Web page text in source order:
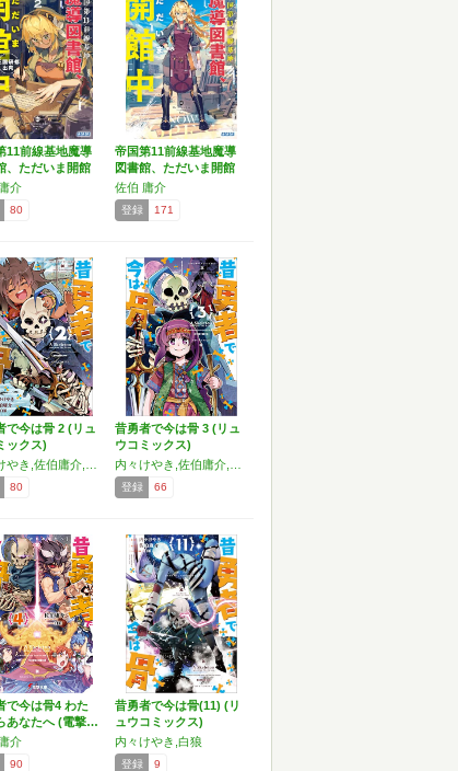
11前線基地魔導
、ただいま開館
介
80
帝国第11前線基地魔導
図書館、ただいま開館
中…
佐伯 庸介
登録 171
で今は骨 2 (リュ
ックス)
80
昔勇者で今は骨 3 (リュ
ウコミックス)
登録 66
で今は骨4 わた
あなたへ (電撃…
介
90
昔勇者で今は骨(11) (リ
ュウコミックス)
内々けやき,白狼
登録 9